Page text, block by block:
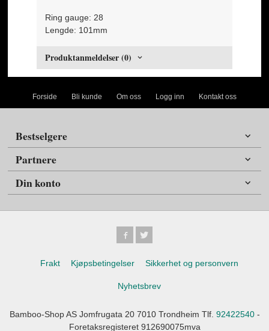
Ring gauge: 28
Lengde: 101mm
Produktanmeldelser (0)
Forside Bli kunde Om oss Logg inn Kontakt oss
Bestselgere
Partnere
Din konto
Frakt Kjøpsbetingelser Sikkerhet og personvern
Nyhetsbrev
Bamboo-Shop AS Jomfrugata 20 7010 Trondheim Tlf. 92422540-
Foretaksregisteret 912690075mva